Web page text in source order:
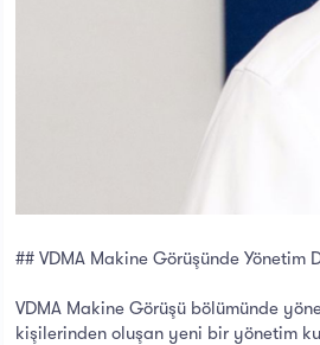
## VDMA Makine Görüşünde
VDMA Makine Görüşü bölümünde
kişilerinden oluşan yeni bir yönetim